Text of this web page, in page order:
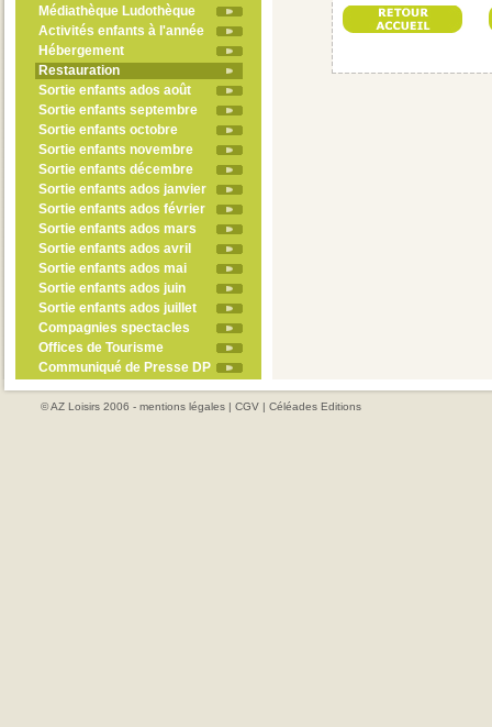
Médiathèque Ludothèque
Activités enfants à l'année
Hébergement
Restauration
Sortie enfants ados août
Sortie enfants septembre
Sortie enfants octobre
Sortie enfants novembre
Sortie enfants décembre
Sortie enfants ados janvier
Sortie enfants ados février
Sortie enfants ados mars
Sortie enfants ados avril
Sortie enfants ados mai
Sortie enfants ados juin
Sortie enfants ados juillet
Compagnies spectacles
Offices de Tourisme
Communiqué de Presse DP
© AZ Loisirs 2006 - mentions légales | CGV | Céléades Editions